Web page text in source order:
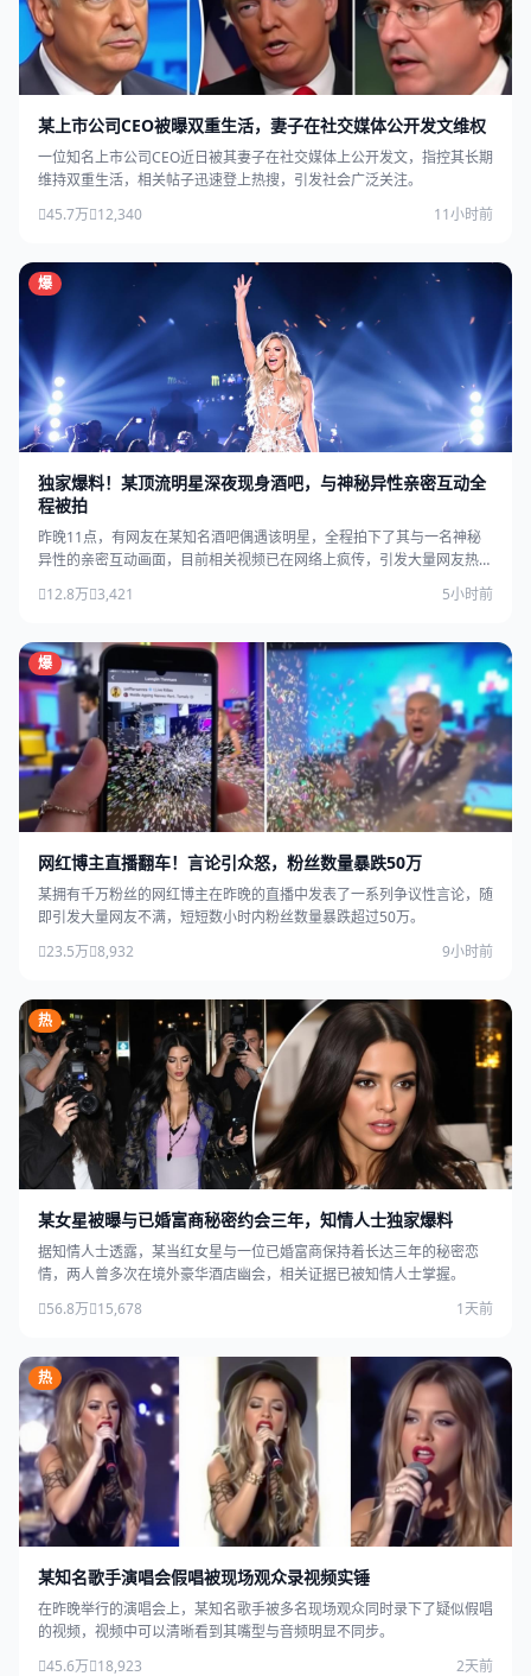
某上市公司CEO被曝双重生活，妻子在社交媒体公开发文维权
一位知名上市公司CEO近日被其妻子在社交媒体上公开发文，指控其长期
维持双重生活，相关帖子迅速登上热搜，引发社会广泛关注。
45.7万 12,340 11小时前
爆
独家爆料！某顶流明星深夜现身酒吧，与神秘异性亲密互动全
程被拍
昨晚11点，有网友在某知名酒吧偶遇该明星，全程拍下了其与一名神秘
异性的亲密互动画面，目前相关视频已在网络上疯传，引发大量网友热
12.8万 3,421 5小时前
爆
网红博主直播翻车！言论引众怒，粉丝数量暴跌50万
某拥有千万粉丝的网红博主在昨晚的直播中发表了一系列争议性言论，随
即引发大量网友不满，短短数小时内粉丝数量暴跌超过50万。
23.5万 8,932 9小时前
热
某女星被曝与已婚富商秘密约会三年，知情人士独家爆料
据知情人士透露，某当红女星与一位已婚富商保持着长达三年的秘密恋
情，两人曾多次在境外豪华酒店幽会，相关证据已被知情人士掌握。
56.8万 15,678 1天前
热
某知名歌手演唱会假唱被现场观众录视频实锤
在昨晚举行的演唱会上，某知名歌手被多名现场观众同时录下了疑似假唱
的视频，视频中可以清晰看到其嘴型与音频明显不同步。
45.6万 18,923 2天前